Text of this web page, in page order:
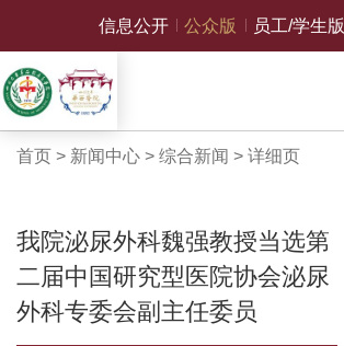
信息公开 公众版 员工/学生版
首页 > 新闻中心> 综合新闻 > 详细页
我院泌尿外科魏强教授当选第
二届中国研究型医院协会泌尿
外科专委会副主任委员